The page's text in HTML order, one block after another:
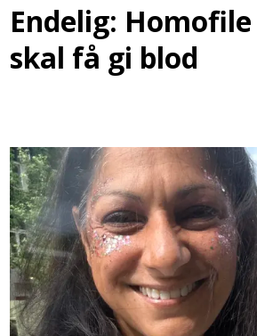
Endelig:
skal få gi blod